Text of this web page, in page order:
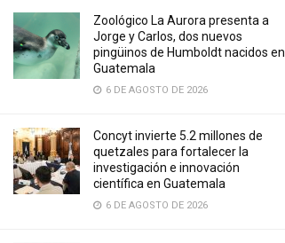
Zoológico La Aurora presenta a
Jorge y Carlos, dos nuevos
pingüinos de Humboldt nacidos en
Guatemala
6 DE AGOSTO DE 2026
Concyt invierte 5.2 millones de
quetzales para fortalecer la
investigación e innovación
científica en Guatemala
6 DE AGOSTO DE 2026